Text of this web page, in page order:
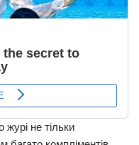
не тільки